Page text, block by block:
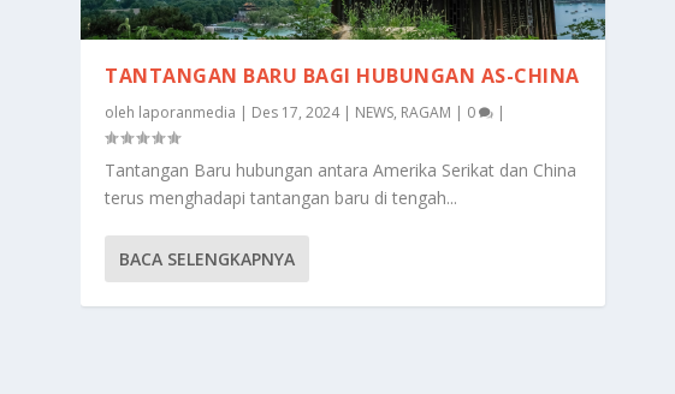
TANTANGAN BARU BAGI HUBUNGAN AS-CHINA
oleh laporanmedia | Des 17, 2024| NEWS, RAGAM | 0 |
Tantangan Baru hubungan antara Amerika Serikat dan China
terus menghadapi tantangan baru di tengah...
BACA SELENGKAPNYA